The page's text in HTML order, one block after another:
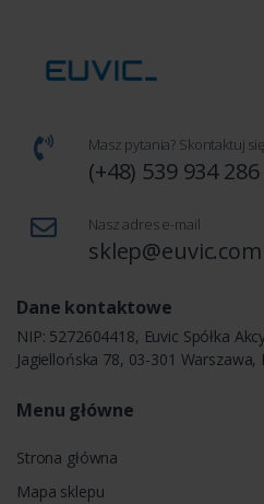
Masz pytania? Skontaktuj
(+48) 539 934 286
Nasz adres e-mail
sklep@euvic.com
Dane kontaktowe
NIP: 5272604418, Euvic Spółka
Jagiellońska 78, 03-301 Warszawa,
Menu główne
Strona główna
Mapa sklepu